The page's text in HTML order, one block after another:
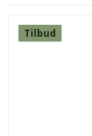
Tilbud